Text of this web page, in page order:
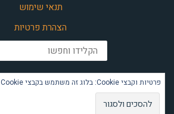
תנאי שימוש
הצהרת פרטיות
פרטיות וקבצי Cookie: בלוג זה משתמש בקבצי Cookie